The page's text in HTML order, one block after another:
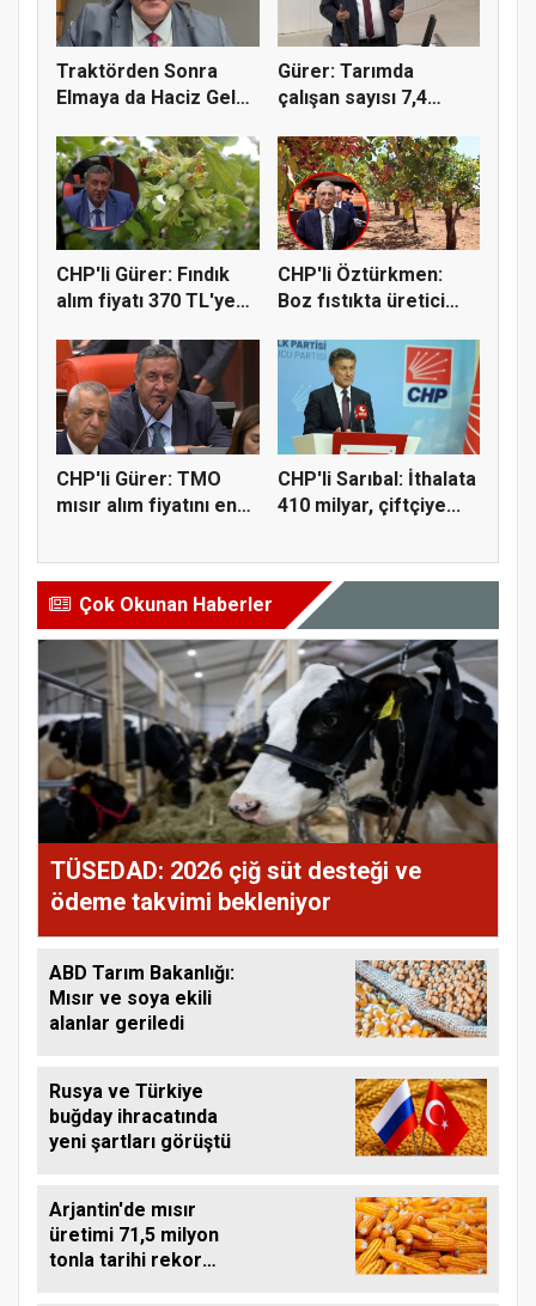
Traktörden Sonra
Elmaya da Haciz Geldi!
Gürer: Tarımda
çalışan sayısı 7,4
CHP'li Gürer: Fındık
alım fiyatı 370 TL'ye
CHP'li Öztürkmen:
Boz fıstıkta üretici
CHP'li Gürer: TMO
mısır alım fiyatını en
CHP'li Sarıbal: İthalata
410 milyar, çiftçiye...
Çok Okunan Haberler
TÜSEDAD: 2026 çiğ süt desteği ve
ödeme takvimi bekleniyor
ABD Tarım Bakanlığı:
Mısır ve soya ekili
alanlar geriledi
Rusya ve Türkiye
buğday ihracatında
yeni şartları görüştü
Arjantin'de mısır
üretimi 71,5 milyon
tonla tarihi rekor